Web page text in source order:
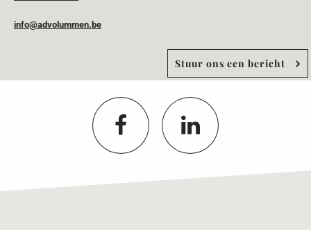
info@advolummen.be
Stuur ons een bericht